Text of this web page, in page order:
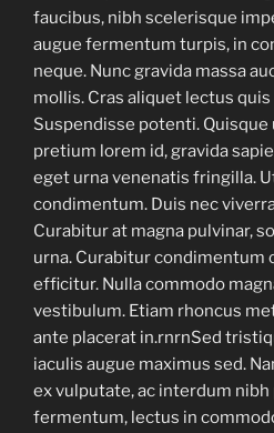
faucibus, nibh scelerisque
augue fermentum turpis, in
neque. Nunc gravida massa
mollis. Cras aliquet lectus
Suspendisse potenti.
pretium lorem id, gravida
eget urna venenatis fringilla.
condimentum. Duis nec
Curabitur at magna pulvinar,
urna. Curabitur condimentum
efficitur. Nulla commodo
vestibulum. Etiam rhoncus
ante placerat in.rnrnSed
iaculis augue maximus sed.
ex vulputate, ac interdum nibh
fermentum, lectus in